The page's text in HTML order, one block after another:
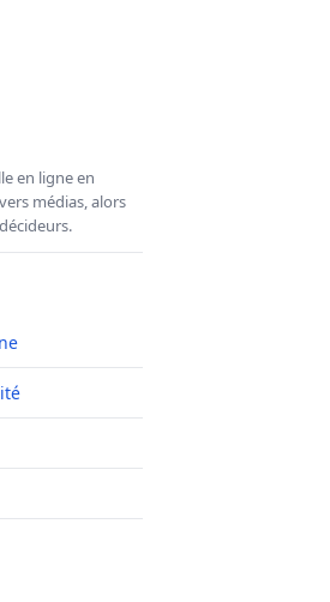
en ligne en
médias, alors